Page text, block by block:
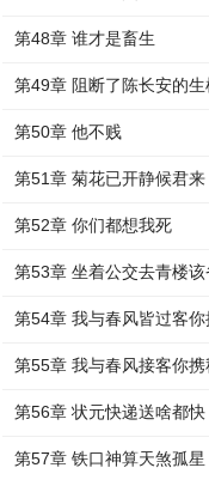
第48章 谁才是畜生
第49章 阻断了陈长安的生
第50章 他不贱
第51章 菊花已开静候君来
第52章 你们都想我死
第53章 坐着公交去青楼
第54章 我与春风皆过客
第55章 我与春风接客你
第56章 状元快递送啥都快
第57章 铁口神算天煞孤星